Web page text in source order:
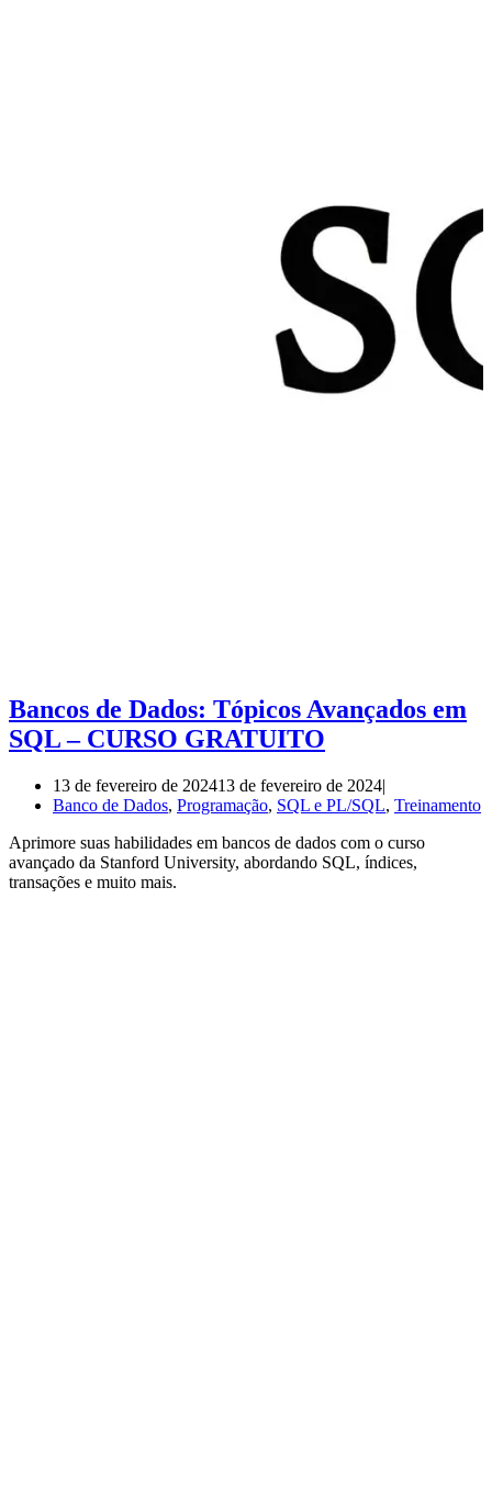
Bancos de Dados: Tópicos Avançados em
SQL – CURSO GRATUITO
13 de fevereiro de 202413 de fevereiro de 2024
Banco de Dados, Programação, SQL e PL/SQL, Treinamento
Aprimore suas habilidades em bancos de dados com o curso
avançado da Stanford University, abordando SQL, índices,
transações e muito mais.